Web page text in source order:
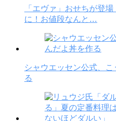
「エヴァ」おせちが登
に！お値段なんと…
シャウエッセン公式、
る